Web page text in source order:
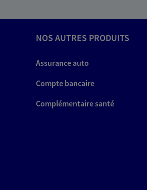
NOS AUTRES PRODUITS
Assurance auto
Compte bancaire
Complémentaire santé